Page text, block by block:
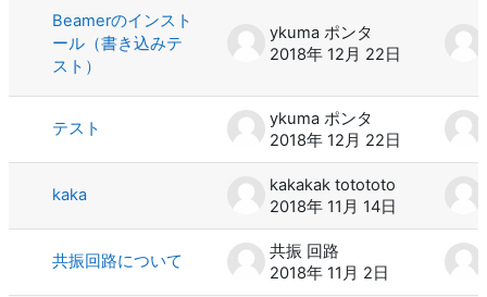
Beamerのインスト
ール（書き込みテ
スト）
ykuma ポンタ
2018年 12月 22日
テスト
ykuma ポンタ
2018年 12月 22日
kaka
kakakak totototo
2018年 11月 14日
共振回路について
共振 回路
2018年 11月 2日